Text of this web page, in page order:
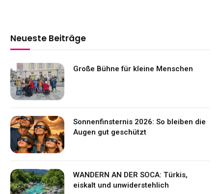
Neueste Beiträge
Große Bühne für kleine Menschen
Sonnenfinsternis 2026: So bleiben die
Augen gut geschützt
WANDERN AN DER SOCA: Türkis,
eiskalt und unwiderstehlich